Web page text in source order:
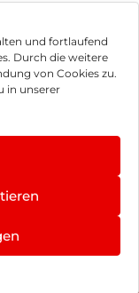
und fortlaufend
Durch die weitere
von Cookies zu.
in unserer
★★★★★